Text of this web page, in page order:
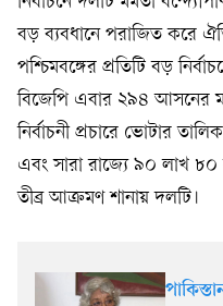
বড় ব্যবধানে পরাজিত করে
পশ্চিমবঙ্গের প্রতিটি বড়
বিজেপি এবার ২৯৪ আসনের
নির্বাচনী প্রচারে ভোটার
এবং সারা রাজ্যে ৯০ লাখ
তীব্র আক্রমণ শানায় দলটি।